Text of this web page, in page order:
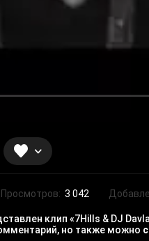
Просмотров: 3 042
клип «7Hills & DJ
но также можно